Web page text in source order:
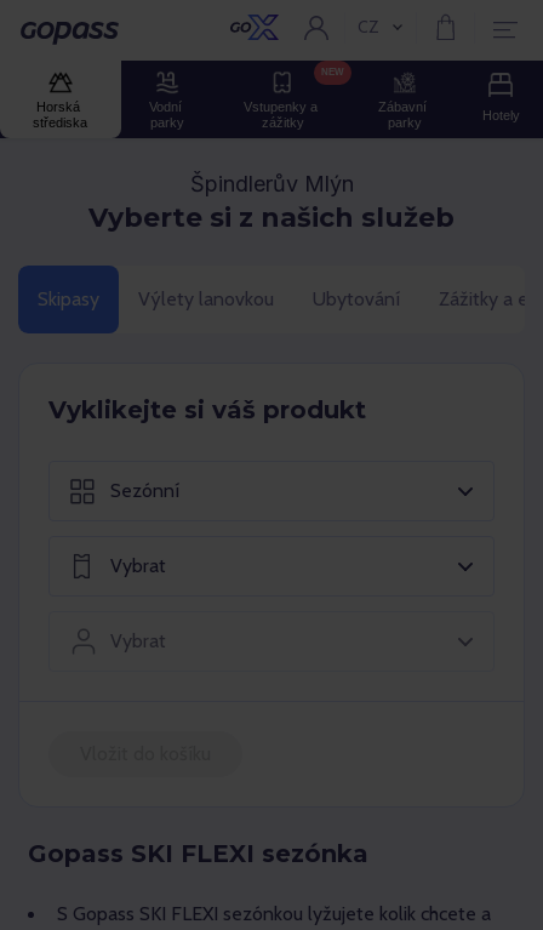
GOPASS Aktuální jazyk:
CZ
Horská
střediska
Vodní
parky
Vstupenky a
zážitky
NEW
Zábavní
parky
Hotely
Špindlerův Mlýn
Vyberte si z našich služeb
Skipasy Výlety lanovkou Ubytování Zážitky a
Vyklikejte si váš produkt
Sezónní
Vybrat
Vybrat
Gopass SKI FLEXI sezónka
S Gopass SKI FLEXI sezónkou lyžujete kolik chcete a